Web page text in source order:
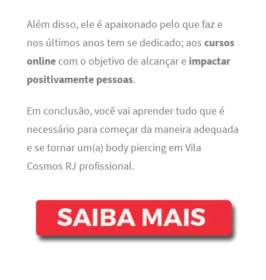
Além disso, ele é apaixonado pelo que faz e
nos últimos anos tem se dedicado; aos cursos
onlinecom o objetivo de alcançar e impactar
positivamente pessoas.
Em conclusão, você vai aprender tudo que é
necessário para começar da maneira adequada
e se tornar um(a) body piercing em Vila
Cosmos RJ profissional.